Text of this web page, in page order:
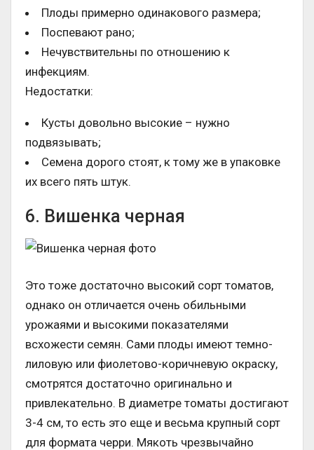
Плоды примерно одинакового размера;
Поспевают рано;
Нечувствительны по отношению к
инфекциям.
Недостатки:
Кусты довольно высокие – нужно
подвязывать;
Семена дорого стоят, к тому же в упаковке
их всего пять штук.
6. Вишенка черная
Это тоже достаточно высокий сорт томатов,
однако он отличается очень обильными
урожаями и высокими показателями
всхожести семян. Сами плоды имеют темно-
лиловую или фиолетово-коричневую окраску,
смотрятся достаточно оригинально и
привлекательно. В диаметре томаты достигают
3-4 см, то есть это еще и весьма крупный сорт
для формата черри. Мякоть чрезвычайно